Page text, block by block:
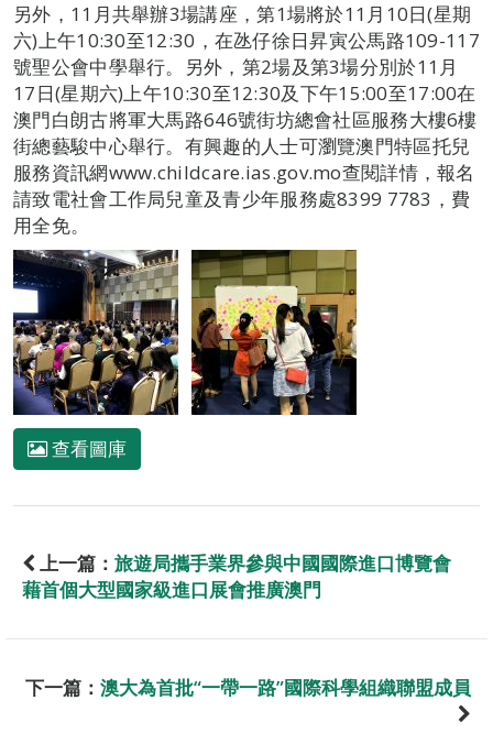
另外，11月共舉辦3場講座，第1場將於11月10日(星期
六)上午10:30至12:30，在氹仔徐日昇寅公馬路109-117
號聖公會中學舉行。另外，第2場及第3場分別於11月
17日(星期六)上午10:30至12:30及下午15:00至17:00在
澳門白朗古將軍大馬路646號街坊總會社區服務大樓6樓
街總藝駿中心舉行。有興趣的人士可瀏覽澳門特區托兒
服務資訊網www.childcare.ias.gov.mo查閱詳情，報名
請致電社會工作局兒童及青少年服務處8399 7783，費
用全免。
查看圖庫
上一篇： 旅遊局攜手業界參與中國國際進口博覽會
藉首個大型國家級進口展會推廣澳門
下一篇： 澳大為首批“一帶一路”國際科學組織聯盟成員